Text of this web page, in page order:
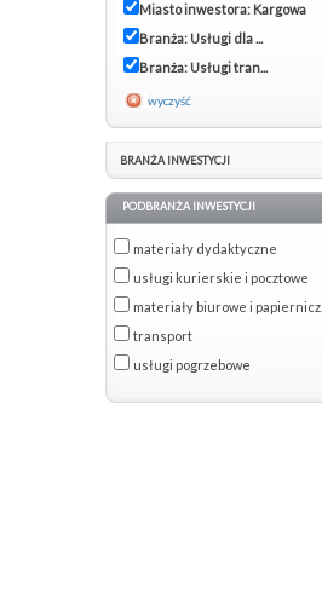
Miasto inwestora: Kargowa
Branża: Usługi dla ...
Branża: Usługi tran...
wyczyść
BRANŻA INWESTYCJI
PODBRANŻA INWESTYCJI
materiały dydaktyczne
usługi kurierskie i pocztowe
materiały biurowe i papiernicz...
transport
usługi pogrzebowe